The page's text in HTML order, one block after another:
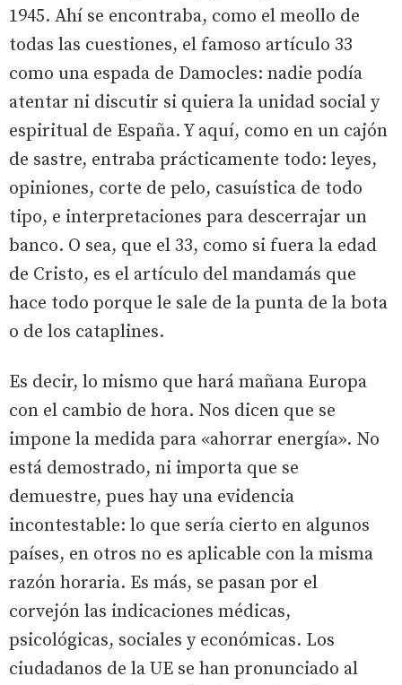
1945. Ahí se encontraba, como el meollo de
todas las cuestiones, el famoso artículo 33
como una espada de Damocles: nadie podía
atentar ni discutir si quiera la unidad social y
espiritual de España. Y aquí, como en un cajón
de sastre, entraba prácticamente todo: leyes,
opiniones, corte de pelo, casuística de todo
tipo, e interpretaciones para descerrajar un
banco. O sea, que el 33, como si fuera la edad
de Cristo, es el artículo del mandamás que
hace todo porque le sale de la punta de la bota
o de los cataplines.
Es decir, lo mismo que hará mañana Europa
con el cambio de hora. Nos dicen que se
impone la medida para «ahorrar energía». No
está demostrado, ni importa que se
demuestre, pues hay una evidencia
incontestable: lo que sería cierto en algunos
países, en otros no es aplicable con la misma
razón horaria. Es más, se pasan por el
corvejón las indicaciones médicas,
psicológicas, sociales y económicas. Los
ciudadanos de la UE se han pronunciado al